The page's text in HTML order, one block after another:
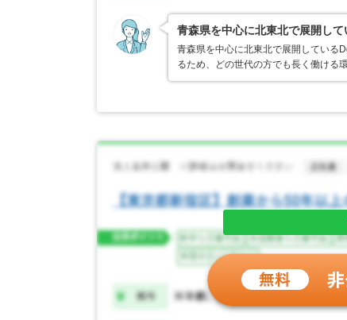
青森県を中心に北東北で展開して
青森県を中心に北東北で展開している
るため、どの世代の方でも長く働ける